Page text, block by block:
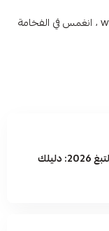
ارفع حواسك مع عطور برادا. مع www.vanilla.sa ، انغمس في الفخامة
عطور بنوتة الجلود والتبغ 2026: دليلك